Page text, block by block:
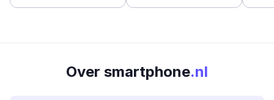
Over smartphone.nl